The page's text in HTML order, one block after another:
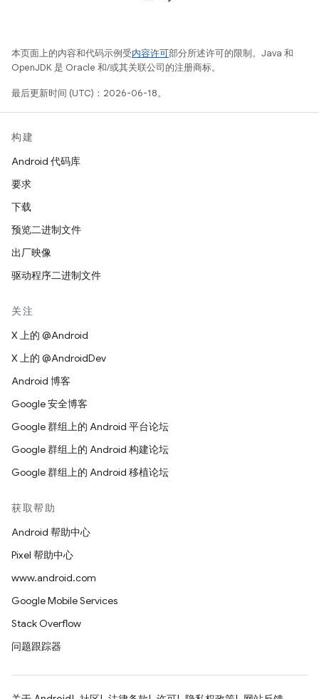
本页面上的内容和代码示例受内容许可部分所述许可的限制。Java 和
OpenJDK 是 Oracle 和/或其关联公司的注册商标。
最后更新时间 (UTC)：2026-06-18。
构建
Android 代码库
要求
下载
预览二进制文件
出厂映像
驱动程序二进制文件
关注
X 上的 @Android
X 上的 @AndroidDev
Android 博客
Google 安全博客
Google 群组上的 Android 平台论坛
Google 群组上的 Android 构建论坛
Google 群组上的 Android 移植论坛
获取帮助
Android 帮助中心
Pixel 帮助中心
www.android.com
Google Mobile Services
Stack Overflow
问题跟踪器